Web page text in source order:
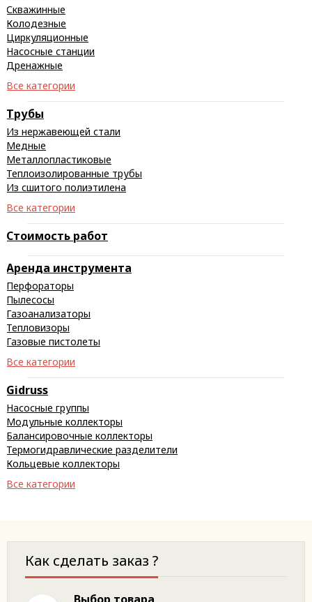
Скважинные
Колодезные
Циркуляционные
Насосные станции
Дренажные
Все категории
Трубы
Из нержавеющей стали
Медные
Металлопластиковые
Теплоизолированные трубы
Из сшитого полиэтилена
Все категории
Стоимость работ
Аренда инструмента
Перфораторы
Пылесосы
Газоанализаторы
Тепловизоры
Газовые пистолеты
Все категории
Gidruss
Насосные группы
Модульные коллекторы
Балансировочные коллекторы
Термогидравлические разделители
Кольцевые коллекторы
Все категории
Как сделать заказ ?